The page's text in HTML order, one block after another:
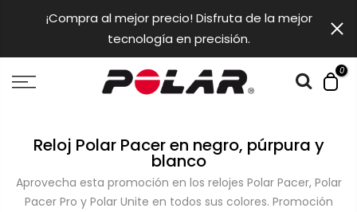
¡Compra al mejor precio! Disfruta de la mejor
tecnología en precisión.
0
Reloj Polar Pacer en negro, púrpura y
blanco
Aprovecha esta promoción en los relojes Polar Pacer, Polar
Pacer Pro y Polar Unite en todos sus colores. Promoción